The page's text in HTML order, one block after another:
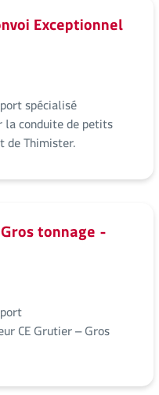
Exceptionnel
spécialisé
la conduite de petits
de Thimister.
tonnage -
CE Grutier – Gros